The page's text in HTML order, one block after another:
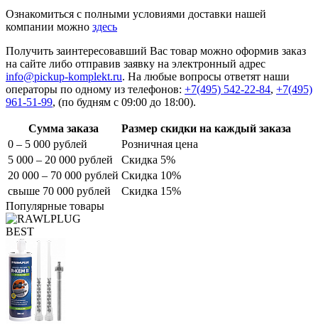
Ознакомиться с полными условиями доставки нашей
компании можно здесь
Получить заинтересовавший Вас товар можно оформив заказ
на сайте либо отправив заявку на электронный адрес
info@pickup-komplekt.ru. На любые вопросы ответят наши
операторы по одному из телефонов: +7(495) 542-22-84, +7(495)
961-51-99, (по будням с 09:00 до 18:00).
Сумма заказа
Размер скидки на каждый заказа
0 – 5 000 рублей
Розничная цена
5 000 – 20 000 рублей
Скидка 5%
20 000 – 70 000 рублей Скидка 10%
свыше 70 000 рублей
Скидка 15%
Популярные товары
BEST